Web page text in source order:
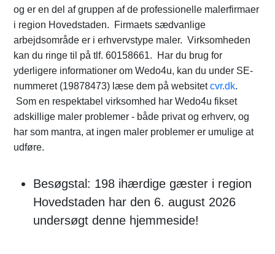
og er en del af gruppen af de professionelle malerfirmaer
i region Hovedstaden. Firmaets sædvanlige
arbejdsområde er i erhvervstype maler. Virksomheden
kan du ringe til på tlf. 60158661. Har du brug for
yderligere informationer om Wedo4u, kan du under SE-
nummeret (19878473) læse dem på websitetcvr.dk.
Som en respektabel virksomhed har Wedo4u fikset
adskillige maler problemer - både privat og erhverv, og
har som mantra, at ingen maler problemer er umulige at
udføre.
Besøgstal: 198 ihærdige gæster i region
Hovedstaden har den 6. august 2026
undersøgt denne hjemmeside!